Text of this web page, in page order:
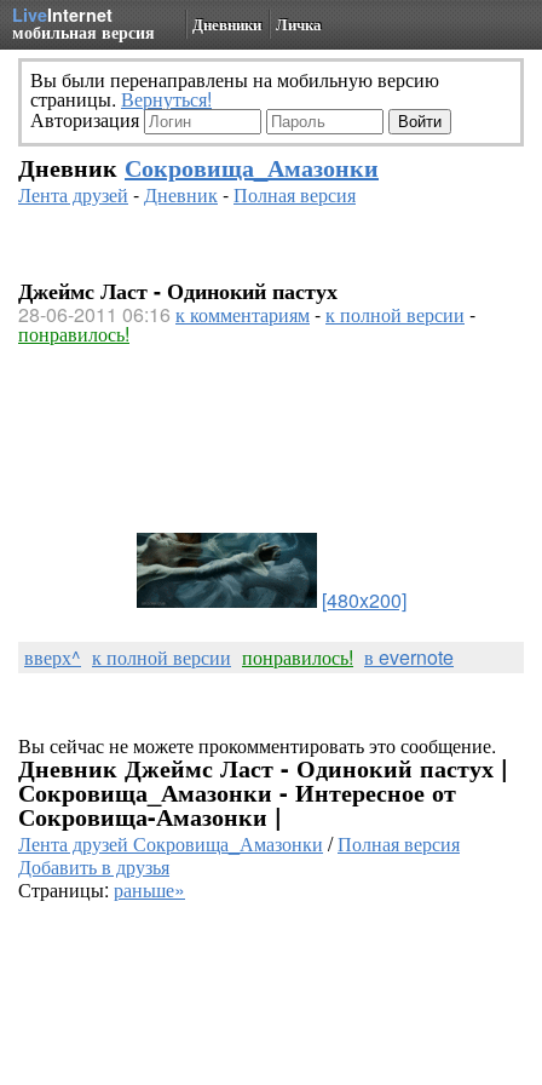
LiveInternet
мобильная версия Дневники Личка
Вы были перенаправлены на мобильную версию
страницы. Вернуться!
Авторизация
Дневник Сокровища_Амазонки
Лента друзей -Дневник-Полная версия
Джеймс Ласт - Одинокий пастух
28-06-2011 06:16 к комментариям-к полной версии -
понравилось!
[480x200]
вверх^ к полной версии понравилось! в evernote
Вы сейчас не можете прокомментировать это сообщение.
Дневник Джеймс Ласт - Одинокий пастух |
Сокровища_Амазонки - Интересное от
Сокровища-Амазонки |
Лента друзей Сокровища_Амазонки /Полная версия
Добавить в друзья
Страницы: раньше»